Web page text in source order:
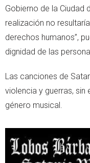
Gobierno de la Ciudad
realización no
derechos humanos”,
dignidad de las
Las canciones de
violencia y guerras, sin
género musical.